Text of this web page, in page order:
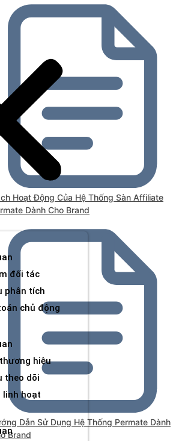
đối tác
phân tích
chủ động
hiệu
theo dõi
linh hoạt
Hoạt Động Của Hệ Thống Sàn Affiliate
Dành Cho Brand
Dẫn Sử Dụng Hệ Thống Permate Dành
Brand